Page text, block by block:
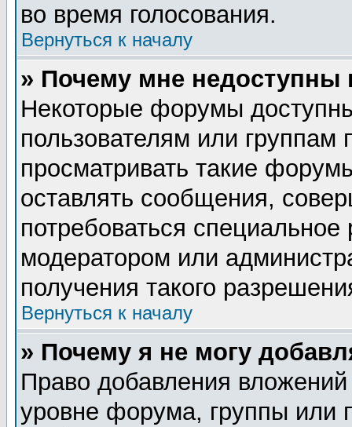
во время голосования.
Вернуться к началу
» Почему мне
Некоторые форумы
пользователям или группам
просматривать такие
оставлять сообщения,
потребоваться
модератором или
получения такого
Вернуться к началу
» Почему я не могу
Право добавления
уровне форума, группы или